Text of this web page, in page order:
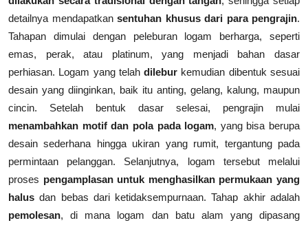
detailnya mendapatkan sentuhan khusus dari para pengrajin.
Tahapan dimulai dengan peleburan logam berharga, seperti
emas, perak, atau platinum, yang menjadi bahan dasar
perhiasan. Logam yang telahdilebur kemudian dibentuk sesuai
desain yang diinginkan, baik itu anting, gelang, kalung, maupun
cincin. Setelah bentuk dasar selesai, pengrajin mulai
menambahkan motif dan pola pada logam, yang bisa berupa
desain sederhana hingga ukiran yang rumit, tergantung pada
permintaan pelanggan. Selanjutnya, logam tersebut melalui
proses pengamplasan untuk menghasilkan permukaan yang
halus dan bebas dari ketidaksempurnaan. Tahap akhir adalah
pemolesan, di mana logam dan batu alam yang dipasang